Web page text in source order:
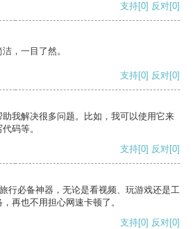
支持[0] 反对[0]
，一目了然。
支持[0] 反对[0]
我解决很多问题。比如，我可以使用它来
码等。
支持[0] 反对[0]
行必备神器，无论是看视频、玩游戏还是工
再也不用担心网速卡顿了。
支持[0] 反对[0]